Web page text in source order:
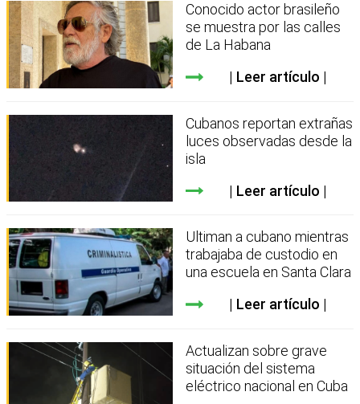
Conocido actor brasileño
se muestra por las calles
de La Habana
Leer artículo
Cubanos reportan extrañas
luces observadas desde la
isla
Leer artículo
Ultiman a cubano mientras
trabajaba de custodio en
una escuela en Santa Clara
Leer artículo
Actualizan sobre grave
situación del sistema
eléctrico nacional en Cuba